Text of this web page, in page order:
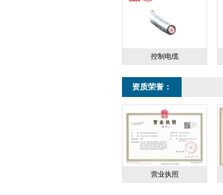
控制电缆
资质荣誉：
营业执照